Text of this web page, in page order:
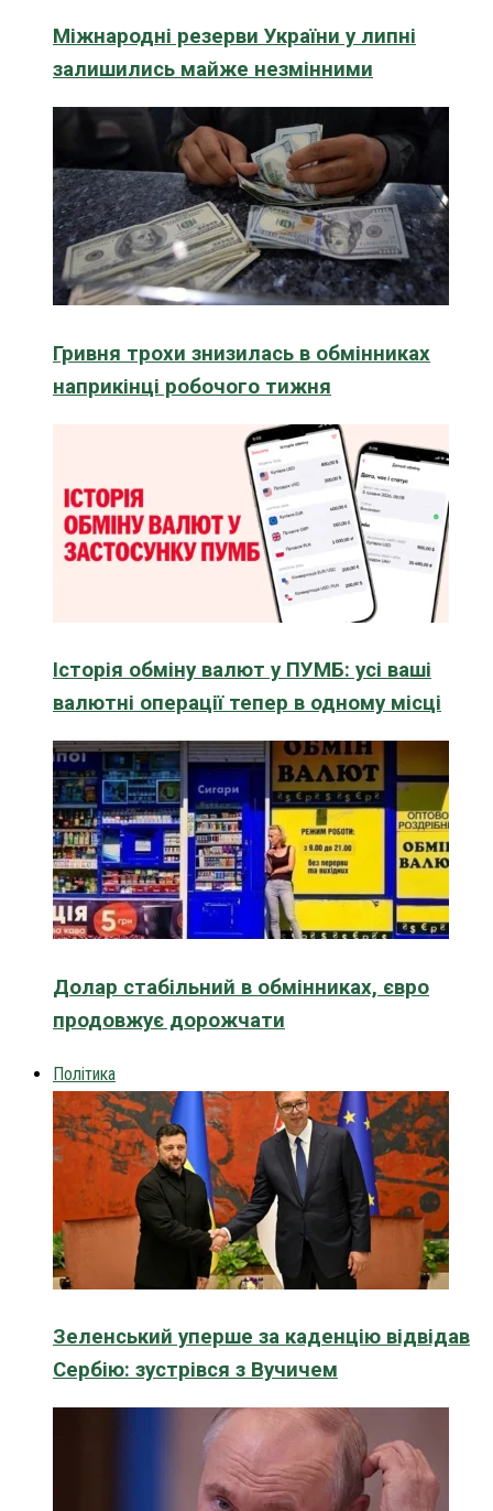
Міжнародні резерви України у липні
залишились майже незмінними
Гривня трохи знизилась в обмінниках
наприкінці робочого тижня
Історія обміну валют у ПУМБ: усі ваші
валютні операції тепер в одному місці
Долар стабільний в обмінниках, євро
продовжує дорожчати
Політика
Зеленський уперше за каденцію відвідав
Сербію: зустрівся з Вучичем